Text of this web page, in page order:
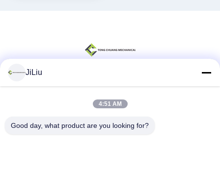
JiLiu
4:51 AM
Good day, what product are you looking for?